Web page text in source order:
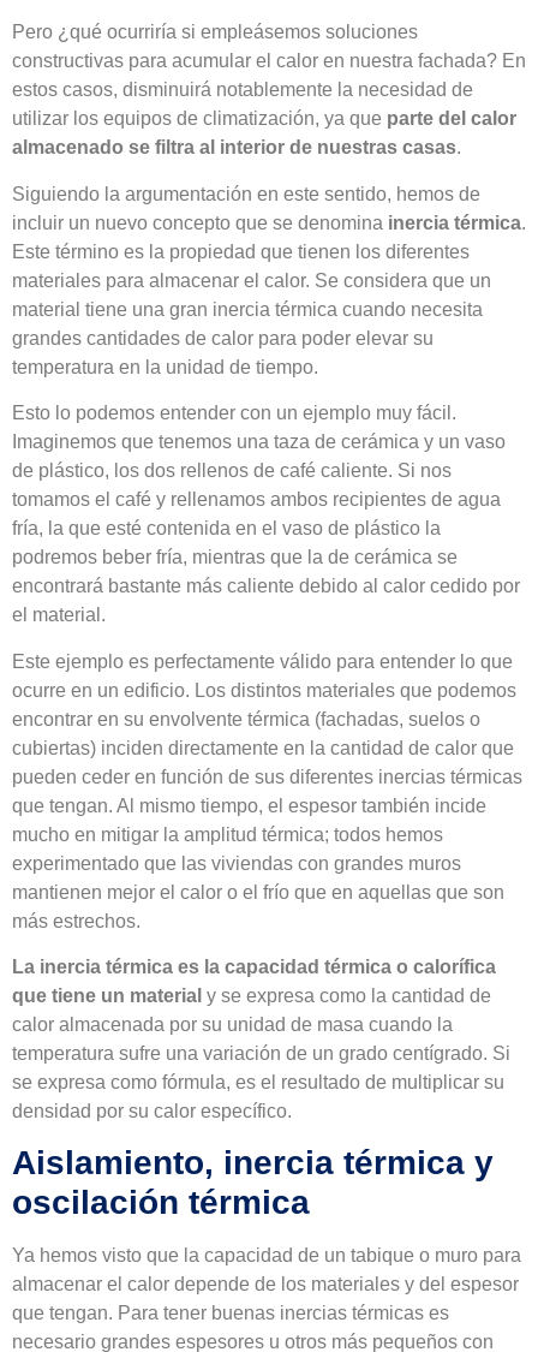
Pero ¿qué ocurriría si empleásemos soluciones
constructivas para acumular el calor en nuestra fachada? En
estos casos, disminuirá notablemente la necesidad de
utilizar los equipos de climatización, ya que parte del calor
almacenado se filtra al interior de nuestras casas.
Siguiendo la argumentación en este sentido, hemos de
incluir un nuevo concepto que se denomina inercia térmica.
Este término es la propiedad que tienen los diferentes
materiales para almacenar el calor. Se considera que un
material tiene una gran inercia térmica cuando necesita
grandes cantidades de calor para poder elevar su
temperatura en la unidad de tiempo.
Esto lo podemos entender con un ejemplo muy fácil.
Imaginemos que tenemos una taza de cerámica y un vaso
de plástico, los dos rellenos de café caliente. Si nos
tomamos el café y rellenamos ambos recipientes de agua
fría, la que esté contenida en el vaso de plástico la
podremos beber fría, mientras que la de cerámica se
encontrará bastante más caliente debido al calor cedido por
el material.
Este ejemplo es perfectamente válido para entender lo que
ocurre en un edificio. Los distintos materiales que podemos
encontrar en su envolvente térmica (fachadas, suelos o
cubiertas) inciden directamente en la cantidad de calor que
pueden ceder en función de sus diferentes inercias térmicas
que tengan. Al mismo tiempo, el espesor también incide
mucho en mitigar la amplitud térmica; todos hemos
experimentado que las viviendas con grandes muros
mantienen mejor el calor o el frío que en aquellas que son
más estrechos.
La inercia térmica es la capacidad térmica o calorífica
que tiene un material y se expresa como la cantidad de
calor almacenada por su unidad de masa cuando la
temperatura sufre una variación de un grado centígrado. Si
se expresa como fórmula, es el resultado de multiplicar su
densidad por su calor específico.
Aislamiento, inercia térmica y
oscilación térmica
Ya hemos visto que la capacidad de un tabique o muro para
almacenar el calor depende de los materiales y del espesor
que tengan. Para tener buenas inercias térmicas es
necesario grandes espesores u otros más pequeños con